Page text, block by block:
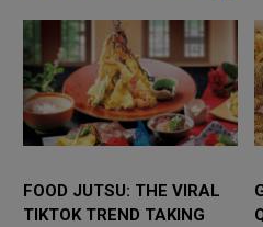
FOOD JUTSU: THE VIRAL
TIKTOK TREND TAKING